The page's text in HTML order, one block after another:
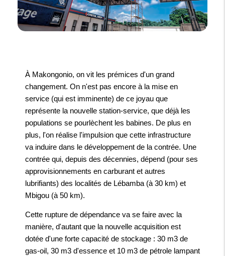
À Makongonio, on vit les prémices d'un grand
changement. On n'est pas encore à la mise en
service (qui est imminente) de ce joyau que
représente la nouvelle station-service, que déjà les
populations se pourlèchent les babines. De plus en
plus, l'on réalise l'impulsion que cette infrastructure
va induire dans le développement de la contrée. Une
contrée qui, depuis des décennies, dépend (pour ses
approvisionnements en carburant et autres
lubrifiants) des localités de Lébamba (à 30 km) et
Mbigou (à 50 km).
Cette rupture de dépendance va se faire avec la
manière, d'autant que la nouvelle acquisition est
dotée d'une forte capacité de stockage : 30 m3 de
gas-oil, 30 m3 d'essence et 10 m3 de pétrole lampant